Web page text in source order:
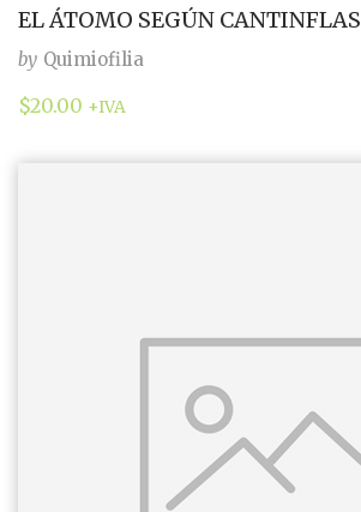
EL ÁTOMO SEGÚN CANTINFLAS
by Quimiofilia
$20.00 +IVA